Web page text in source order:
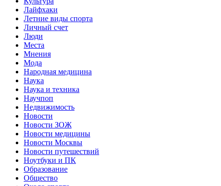
Лайфхаки
Летние виды спорта
Личный счет
Люди
Места
Мнения
Мода
Народная медицина
Наука
Наука и техника
Научпоп
Недвижимость
Новости
Новости ЗОЖ
Новости медицины
Новости Москвы
Новости путешествий
Ноутбуки и ПК
Образование
Общество